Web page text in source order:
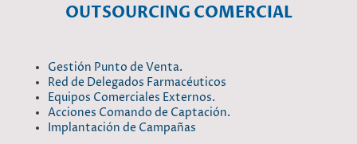
OUTSOURCING COMERCIAL
Gestión Punto de Venta.
Red de Delegados Farmacéuticos
Equipos Comerciales Externos.
Acciones Comando de Captación.
Implantación de Campañas